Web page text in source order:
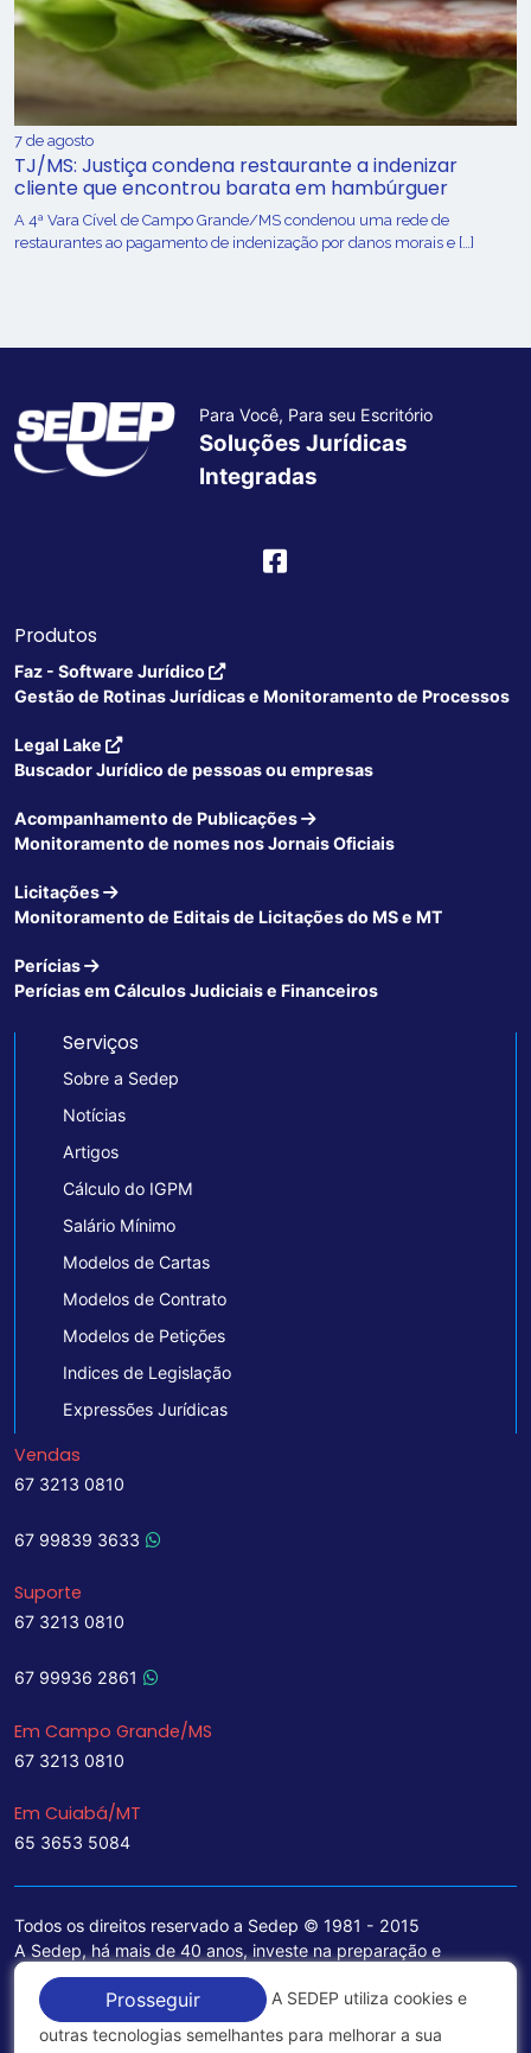
7 de agosto
TJ/MS: Justiça condena restaurante a indenizar
cliente que encontrou barata em hambúrguer
A 4ª Vara Cível de Campo Grande/MS condenou uma rede de
restaurantes ao pagamento de indenização por danos morais e […]
Para Você, Para seu Escritório
Soluções Jurídicas
Integradas
Produtos
Faz - Software Jurídico
Gestão de Rotinas Jurídicas e Monitoramento de Processos
Legal Lake
Buscador Jurídico de pessoas ou empresas
Acompanhamento de Publicações
Monitoramento de nomes nos Jornais Oficiais
Licitações
Monitoramento de Editais de Licitações do MS e MT
Perícias
Perícias em Cálculos Judiciais e Financeiros
Serviços
Sobre a Sedep
Notícias
Artigos
Cálculo do IGPM
Salário Mínimo
Modelos de Cartas
Modelos de Contrato
Modelos de Petições
Indices de Legislação
Expressões Jurídicas
Vendas
67 3213 0810
67 99839 3633
Suporte
67 3213 0810
67 99936 2861
Em Campo Grande/MS
67 3213 0810
Em Cuiabá/MT
65 3653 5084
Todos os direitos reservado a Sedep © 1981 - 2015
A Sedep, há mais de 40 anos, investe na preparação e
treinamento de funcionários e na aquisição de tecnologia de
ponta para a ampliação de seu portfólio de serviços voltados
para a área jurídica, que contemplam informações seguras e
Prosseguir
A SEDEP utiliza cookies e
outras tecnologias semelhantes para melhorar a sua